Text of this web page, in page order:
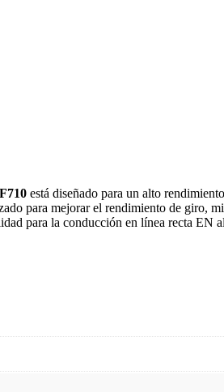
está diseñado para un alto
para mejorar el rendimiento de giro,
para la conducción en línea recta EN